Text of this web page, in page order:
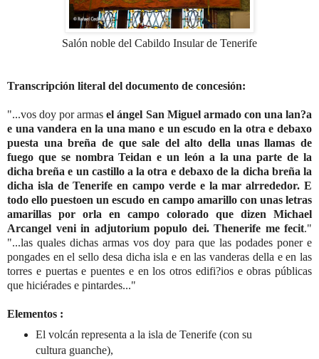
Salón noble del Cabildo Insular de Tenerife
Transcripción literal del documento de concesión:
"...vos doy por armasel ángel San Miguel armado con una lan?a
e una vandera en la una mano e un escudo en la otra e debaxo
puesta una breña de que sale del alto della unas llamas de
fuego que se nombra Teidan e un león a la una parte de la
dicha breña e un castillo a la otra e debaxo de la dicha breña la
dicha isla de Tenerife en campo verde e la mar alrrededor. E
todo ello puestoen un escudo en campo amarillo con unas letras
amarillas por orla en campo colorado que dizen Michael
Arcangel veni in adjutorium populo dei. Thenerife me fecit."
"...las quales dichas armas vos doy para que las podades poner e
pongades en el sello desa dicha isla e en las vanderas della e en las
torres e puertas e puentes e en los otros edifi?ios e obras públicas
que hiciérades e pintardes..."
Elementos :
El volcán representa a la isla de Tenerife (con su
cultura guanche),